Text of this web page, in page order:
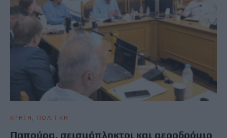
ΚΡΗΤΗ ΠΟΛΙΤΙΚΗ
Παπούρα, σεισμόπληκτοι και αεροδρόμιο